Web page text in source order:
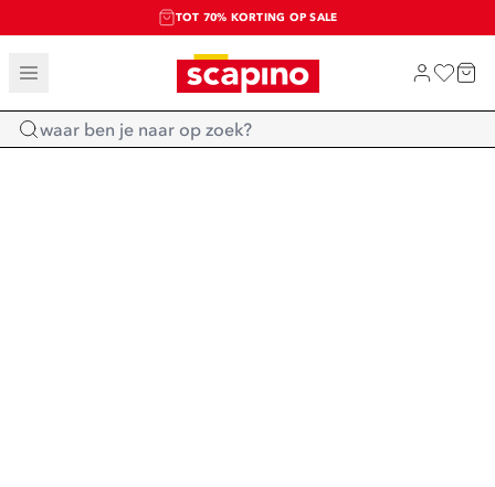
TOT 70% KORTING OP SALE
SALE: LAATSTE KANS!
SHOP NIEUW
Home